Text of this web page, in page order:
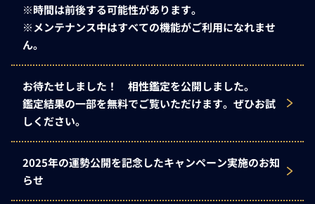
※時間は前後する可能性があります。
※メンテナンス中はすべての機能がご利用になれませ
ん。
お待たせしました！ 相性鑑定を公開しました。
鑑定結果の一部を無料でご覧いただけます。ぜひお試
しください。
2025年の運勢公開を記念したキャンペーン実施のお知
らせ